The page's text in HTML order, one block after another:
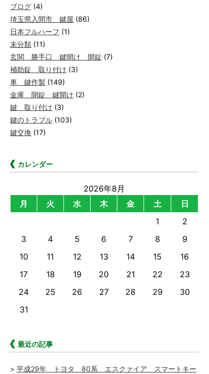
ブログ (4)
埼玉県入間市 鍵屋 (86)
日本フルハーフ (1)
未分類 (11)
玄関 勝手口 鍵開け 開錠 (7)
補助錠 取り付け (3)
車 鍵作製 (149)
金庫 開錠 鍵開け (2)
鍵 取り付け (3)
鍵のトラブル (103)
鍵交換 (17)
カレンダー
2026年8月
月
火 水 木 金 土
日
1
2
3
4 5 6 7 8
9
10
11 12 13 14 15
16
17
18 19 20 21 22
23
24
25 26 27 28 29
30
31
最近の記事
平成29年 トヨタ 80系 エスクァイア スマートキー